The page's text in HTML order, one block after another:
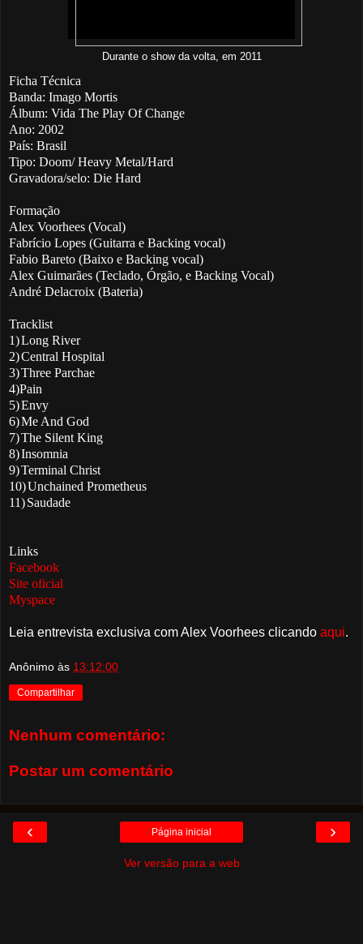
Durante o show da volta, em 2011
Ficha Técnica
Banda: Imago Mortis
Álbum: Vida The Play Of Change
Ano: 2002
País: Brasil
Tipo: Doom/ Heavy Metal/Hard
Gravadora/selo: Die Hard
Formação
Alex Voorhees (Vocal)
Fabrício Lopes (Guitarra e Backing vocal)
Fabio Bareto (Baixo e Backing vocal)
Alex Guimarães (Teclado, Órgão, e Backing Vocal)
André Delacroix (Bateria)
Tracklist
1)Long River
2)Central Hospital
3)Three Parchae
4)Pain
5)Envy
6)Me And God
7)The Silent King
8)Insomnia
9)Terminal Christ
10)Unchained Prometheus
11)Saudade
Links
Facebook
Site oficial
Myspace
Leia entrevista exclusiva com Alex Voorhees clicando aqui.
Anônimo às 13:12:00
Compartilhar
Nenhum comentário:
Postar um comentário
‹ ›
Página inicial
Ver versão para a web